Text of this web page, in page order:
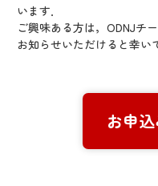
います．
ご興味ある方は，ODNJチ
お知らせいただけると幸い
お申